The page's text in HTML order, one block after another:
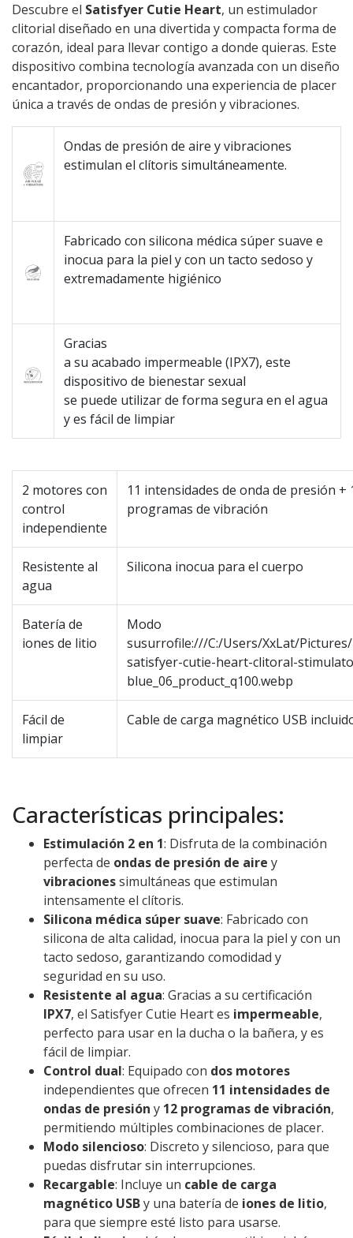
Descubre el Satisfyer Cutie Heart, un estimulador
clitorial diseñado en una divertida y compacta forma de
corazón, ideal para llevar contigo a donde quieras. Este
dispositivo combina tecnología avanzada con un diseño
encantador, proporcionando una experiencia de placer
única a través de ondas de presión y vibraciones.
Ondas de presión de aire y vibraciones
estimulan el clítoris simultáneamente.
Fabricado con silicona médica súper suave e
inocua para la piel y con un tacto sedoso y
extremadamente higiénico
Gracias
a su acabado impermeable (IPX7), este
dispositivo de bienestar sexual
se puede utilizar de forma segura en el agua
y es fácil de limpiar
2 motores con
control
independiente
11 intensidades de onda de presión +
programas de vibración
Resistente al
agua
Silicona inocua para el cuerpo
Batería de
iones de litio
Modo
susurrofile:///C:/Users/XxLat/
satisfyer-cutie-heart-clitoral-
blue_06_product_q100.webp
Fácil de
limpiar
Cable de carga magnético USB
Características principales:
Estimulación 2 en 1: Disfruta de la combinación
perfecta de ondas de presión de aire y
vibracionessimultáneas que estimulan
intensamente el clítoris.
Silicona médica súper suave: Fabricado con
silicona de alta calidad, inocua para la piel y con un
tacto sedoso, garantizando comodidad y
seguridad en su uso.
Resistente al agua: Gracias a su certificación
IPX7, el Satisfyer Cutie Heart es impermeable,
perfecto para usar en la ducha o la bañera, y es
fácil de limpiar.
Control dual: Equipado con dos motores
independientes que ofrecen 11 intensidades de
ondas de presión y 12 programas de vibración,
permitiendo múltiples combinaciones de placer.
Modo silencioso: Discreto y silencioso, para que
puedas disfrutar sin interrupciones.
Recargable: Incluye un cable de carga
magnético USBy una batería de iones de litio,
para que siempre esté listo para usarse.